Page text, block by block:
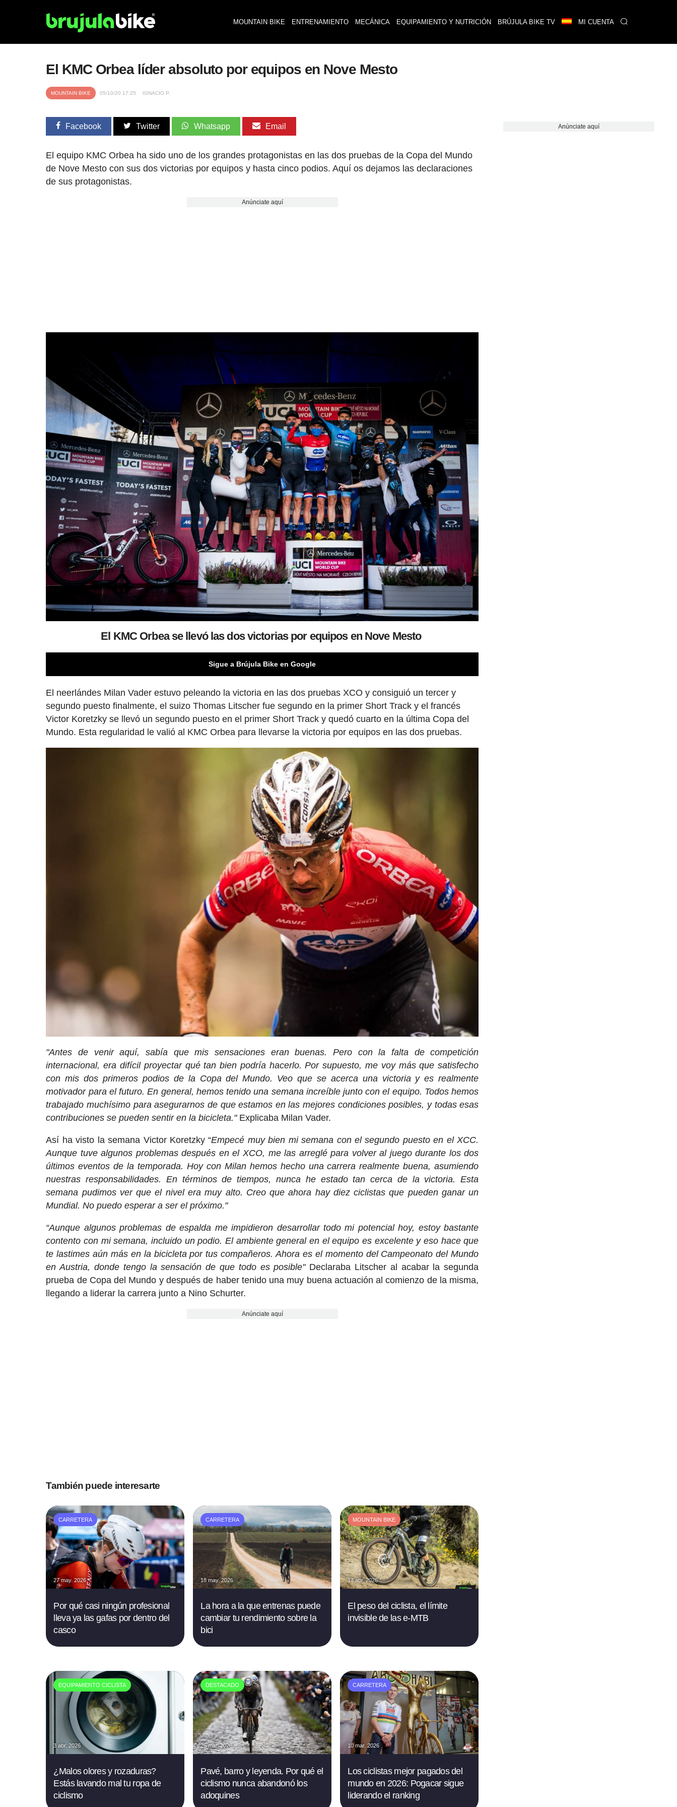
MOUNTAIN BIKE ENTRENAMIENTO MECÁNICA EQUIPAMIENTO Y NUTRICIÓN BRÚJULA BIKE TV MI CUENTA
El KMC Orbea líder absoluto por equipos en Nove Mesto
MOUNTAIN BIKE 05/10/20 17:25 IGNACIO P.
Facebook Twitter Whatsapp Email
El equipo KMC Orbea ha sido uno de los grandes protagonistas en las dos pruebas de la Copa del Mundo
de Nove Mesto con sus dos victorias por equipos y hasta cinco podios. Aquí os dejamos las declaraciones
de sus protagonistas.
Anúnciate aquí
El KMC Orbea se llevó las dos victorias por equipos en Nove Mesto
Sigue a Brújula Bike en Google
El neerlándes Milan Vader estuvo peleando la victoria en las dos pruebas XCO y consiguió un tercer y
segundo puesto finalmente, el suizo Thomas Litscher fue segundo en la primer Short Track y el francés
Victor Koretzky se llevó un segundo puesto en el primer Short Track y quedó cuarto en la última Copa del
Mundo. Esta regularidad le valió al KMC Orbea para llevarse la victoria por equipos en las dos pruebas.
"Antes de venir aquí, sabía que mis sensaciones eran buenas. Pero con la falta de competición
internacional, era difícil proyectar qué tan bien podría hacerlo. Por supuesto, me voy más que satisfecho
con mis dos primeros podios de la Copa del Mundo. Veo que se acerca una victoria y es realmente
motivador para el futuro. En general, hemos tenido una semana increíble junto con el equipo. Todos hemos
trabajado muchísimo para asegurarnos de que estamos en las mejores condiciones posibles, y todas esas
contribuciones se pueden sentir en la bicicleta." Explicaba Milan Vader.
Así ha visto la semana Victor Koretzky “Empecé muy bien mi semana con el segundo puesto en el XCC.
Aunque tuve algunos problemas después en el XCO, me las arreglé para volver al juego durante los dos
últimos eventos de la temporada. Hoy con Milan hemos hecho una carrera realmente buena, asumiendo
nuestras responsabilidades. En términos de tiempos, nunca he estado tan cerca de la victoria. Esta
semana pudimos ver que el nivel era muy alto. Creo que ahora hay diez ciclistas que pueden ganar un
Mundial. No puedo esperar a ser el próximo."
“Aunque algunos problemas de espalda me impidieron desarrollar todo mi potencial hoy, estoy bastante
contento con mi semana, incluido un podio. El ambiente general en el equipo es excelente y eso hace que
te lastimes aún más en la bicicleta por tus compañeros. Ahora es el momento del Campeonato del Mundo
en Austria, donde tengo la sensación de que todo es posible"Declaraba Litscher al acabar la segunda
prueba de Copa del Mundo y después de haber tenido una muy buena actuación al comienzo de la misma,
llegando a liderar la carrera junto a Nino Schurter.
Anúnciate aquí
También puede interesarte
CARRETERA
27 may. 2026
Por qué casi ningún profesional
lleva ya las gafas por dentro del
casco
CARRETERA
18 may. 2026
La hora a la que entrenas puede
cambiar tu rendimiento sobre la
bici
MOUNTAIN BIKE
17 abr. 2026
El peso del ciclista, el límite
invisible de las e-MTB
EQUIPAMIENTO CICLISTA
3 abr. 2026
¿Malos olores y rozaduras?
Estás lavando mal tu ropa de
ciclismo
DESTACADO
26 mar. 2026
Pavé, barro y leyenda. Por qué el
ciclismo nunca abandonó los
adoquines
CARRETERA
10 mar. 2026
Los ciclistas mejor pagados del
mundo en 2026: Pogacar sigue
liderando el ranking
Anúnciate aquí